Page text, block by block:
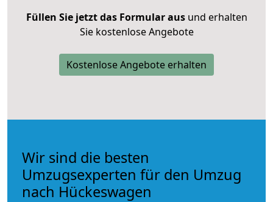
Füllen Sie jetzt das Formular ausund erhalten
Sie kostenlose Angebote
Kostenlose Angebote erhalten
Wir sind die besten
Umzugsexperten für den Umzug
nach Hückeswagen